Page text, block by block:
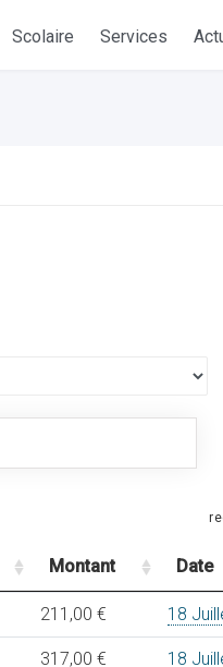
Scolaire Services
Montant Date
211,00 € 18
317,00 € 18